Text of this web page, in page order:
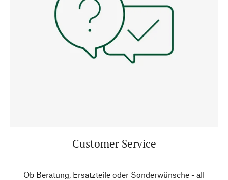
Customer Service
Ob Beratung, Ersatzteile oder Sonderwünsche - all